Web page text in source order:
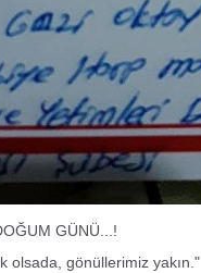
GÜNÜ...!
olsada, gönüllerimiz yakın."